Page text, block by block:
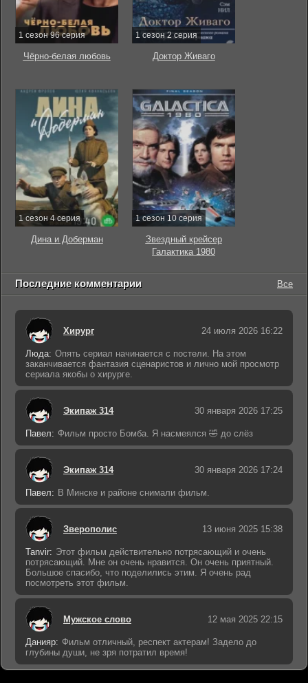
1 сезон 96 серия
Чёрно-белая любовь
1 сезон 2 серия
Доктор Живаго
1 сезон 4 серия
Дина и Доберман
1 сезон 10 серия
Звездный крейсер
Галактика 1980
Последние комментарии Все
Хирург 24 июля 2026 16:22
Люда: Опять сериал начинается с постели. На этом
заканчивается фантазия сценаристов и лично мой просмотр
сериала якобы о хирурге.
Экипаж 314 30 января 2026 17:25
Павел: Фильм просто Бомба. Я насмеялся 🤣 до слёз
Экипаж 314 30 января 2026 17:24
Павел: В Минске и районе снимали фильм.
Зверополис 13 июня 2025 15:38
Tanvir: Этот фильм действительно потрясающий и очень
потрясающий. Мне он очень нравится. Он очень приятный.
Большое спасибо, что поделились этим. Я очень рад
посмотреть этот фильм.
Мужское слово 12 мая 2025 22:15
Данияр: Фильм отличный, респект актерам! Задело до
глубины души, не зря потратил время!